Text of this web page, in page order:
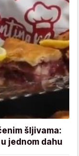
šljivama:
jednom dahu